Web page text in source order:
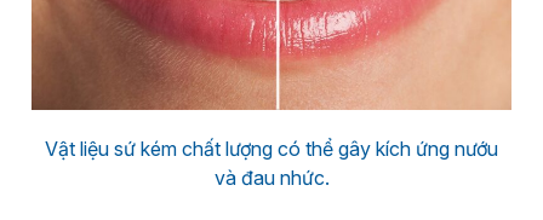
Vật liệu sứ kém chất lượng có thể gây kích ứng nướu
và đau nhức.